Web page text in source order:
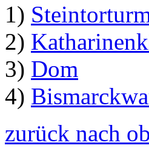
1)
2)
3) Dom
4)
zurück nach